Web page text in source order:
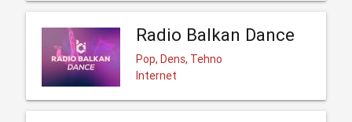
Radio Balkan Dance
Pop, Dens, Tehno
Internet